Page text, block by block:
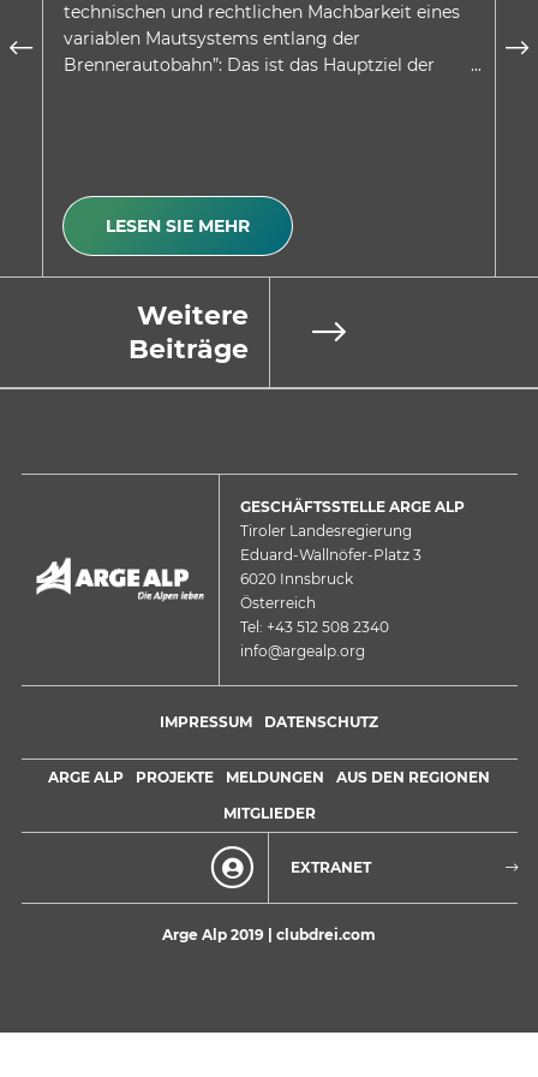
technischen und rechtlichen Machbarkeit eines
variablen Mautsystems entlang der
Brennerautobahn”: Das ist das Hauptziel der
LESEN SIE MEHR
Weitere
Beiträge
GESCHÄFTSSTELLE ARGE ALP
Tiroler Landesregierung
Eduard-Wallnöfer-Platz 3
6020 Innsbruck
Österreich
Tel: +43 512 508 2340
info@argealp.org
IMPRESSUM DATENSCHUTZ
ARGE ALP PROJEKTE MELDUNGEN
AUS DEN REGIONEN
MITGLIEDER
EXTRANET
Arge Alp 2019 | clubdrei.com